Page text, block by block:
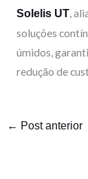
Solelis UT,
soluções
úmidos,
redução de
← Post anterior